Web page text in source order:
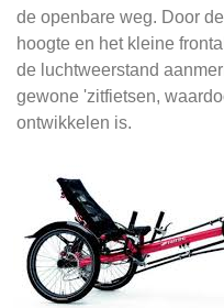
de openbare weg. Door
hoogte en het kleine
de luchtweerstand
gewone 'zitfietsen,
ontwikkelen is.